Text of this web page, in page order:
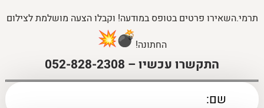
תרמי.השאירו פרטים בטופס במודעה! וקבלו הצעה מושלמת לצילום
החתונה!
התקשרו עכשיו – 052-828-2308